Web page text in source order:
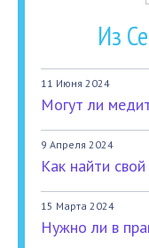
Из
11 Июня 2024
Могут ли
9 Апреля 2024
Как найти свой
15 Марта 2024
Нужно ли в